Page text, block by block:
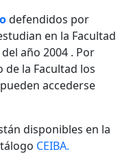
defendidos por
en la Facultad
año 2004 . Por
la Facultad los
accederse
disponibles en la
CEIBA.